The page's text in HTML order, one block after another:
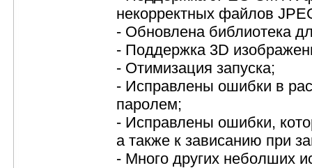
некорректных файлов
- Обновлена библиотека
- Поддержка 3D
- Отимизация запуска;
- Исправлены ошибки в
паролем;
- Исправлены ошибки,
а также к зависанию при
- Много других неболших